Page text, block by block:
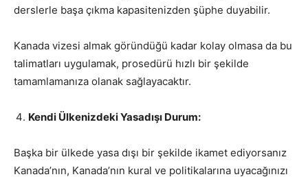
derslerle başa çıkma kapasitenizden şüphe duyabilir.
Kanada vizesi almak göründüğü kadar kolay olmasa da bu
talimatları uygulamak, prosedürü hızlı bir şekilde
tamamlamanıza olanak sağlayacaktır.
Kendi Ülkenizdeki Yasadışı Durum:
Başka bir ülkede yasa dışı bir şekilde ikamet ediyorsanız
Kanada’nın, Kanada’nın kural ve politikalarına uyacağınızı